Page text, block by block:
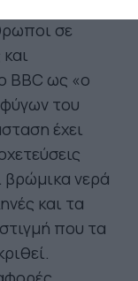
σε
BBC ως «ο
του
έχει
βρώμικα νερά
και τα
που τα